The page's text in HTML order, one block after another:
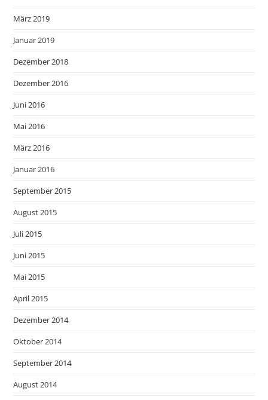
März 2019
Januar 2019
Dezember 2018
Dezember 2016
Juni 2016
Mai 2016
März 2016
Januar 2016
September 2015
August 2015
Juli 2015
Juni 2015
Mai 2015
April 2015
Dezember 2014
Oktober 2014
September 2014
August 2014